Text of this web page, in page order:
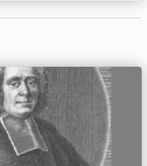
хансениаз) —